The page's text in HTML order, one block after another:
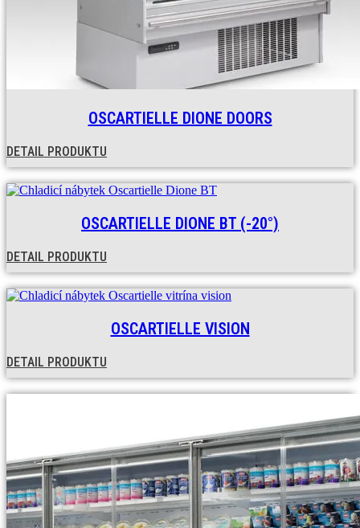
OSCARTIELLE DIONE DOORS
DETAIL PRODUKTU
OSCARTIELLE DIONE BT (-20°)
DETAIL PRODUKTU
OSCARTIELLE VISION
DETAIL PRODUKTU